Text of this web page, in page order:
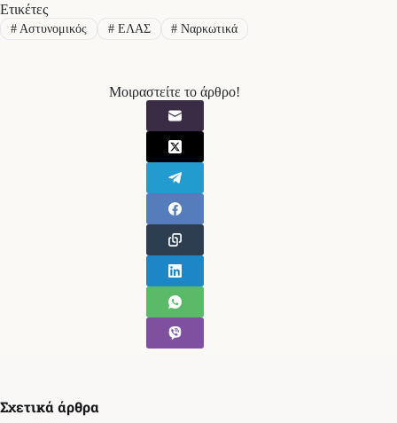
Ετικέτες
#Αστυνομικός #ΕΛΑΣ # Ναρκωτικά
Μοιραστείτε το άρθρο!
Σχετικά άρθρα